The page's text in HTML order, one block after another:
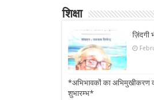
शिक्षा
ज़िंदगी
*अभिभावकों का
शुभारम्भ*